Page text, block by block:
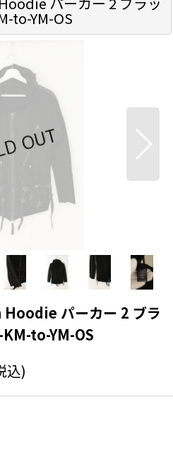
to-YM-OS
パーカー 2 ブラ
to-YM-OS
込)